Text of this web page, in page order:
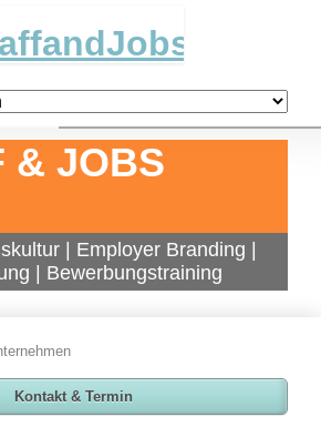
& JOBS
| Employer Branding |
| Bewerbungstraining
Kontakt & Termin